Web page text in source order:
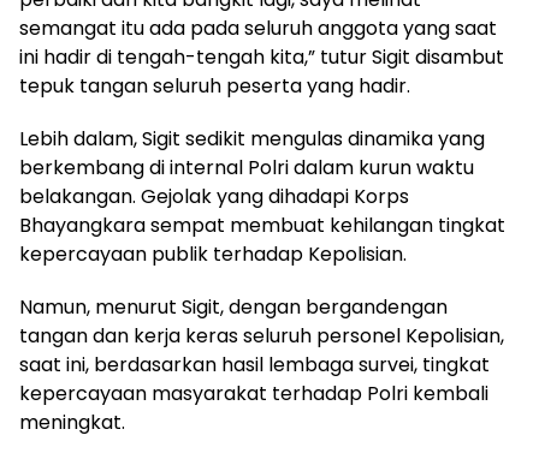
semangat itu ada pada seluruh anggota yang saat
ini hadir di tengah-tengah kita,” tutur Sigit disambut
tepuk tangan seluruh peserta yang hadir.
Lebih dalam, Sigit sedikit mengulas dinamika yang
berkembang di internal Polri dalam kurun waktu
belakangan. Gejolak yang dihadapi Korps
Bhayangkara sempat membuat kehilangan tingkat
kepercayaan publik terhadap Kepolisian.
Namun, menurut Sigit, dengan bergandengan
tangan dan kerja keras seluruh personel Kepolisian,
saat ini, berdasarkan hasil lembaga survei, tingkat
kepercayaan masyarakat terhadap Polri kembali
meningkat.